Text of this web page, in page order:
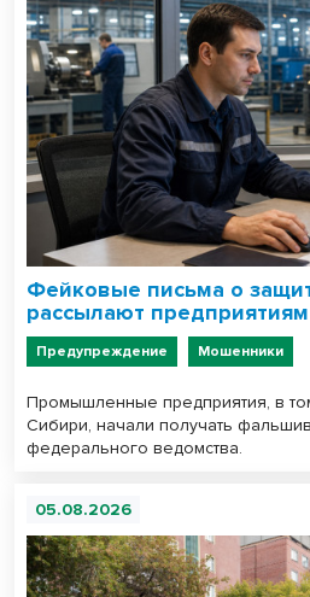
Фейковые письма о
рассылают
Предупреждение Мошенники
Промышленные предприятия, в
Сибири, начали получать
федерального ведомства.
05.08.2026